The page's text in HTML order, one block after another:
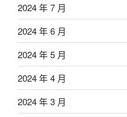
2024 年 7 月
2024 年 6 月
2024 年 5 月
2024 年 4 月
2024 年 3 月